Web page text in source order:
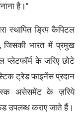
है।”
स्थापित ड्रिप कैपिटल
जिसकी भारत में प्रमुख
प्लेटफॉर्म के जरिए छोटे
ट्रेड फाइनेंस प्रदान
असेसमेंट के ज़रिये
उपलब्ध कराए जाते हैं।